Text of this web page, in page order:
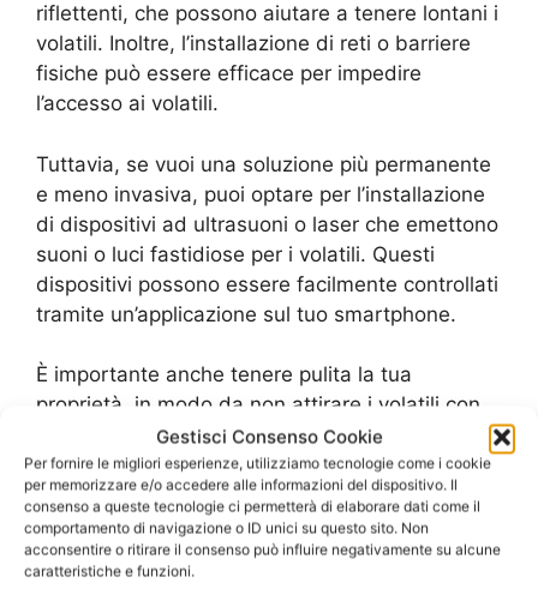
Gestisci Consenso Cookie
Per fornire le migliori esperienze, utilizziamo tecnologie come i cookie
per memorizzare e/o accedere alle informazioni del dispositivo. Il
consenso a queste tecnologie ci permetterà di elaborare dati come il
comportamento di navigazione o ID unici su questo sito. Non
acconsentire o ritirare il consenso può influire negativamente su alcune
caratteristiche e funzioni.
riflettenti, che possono aiutare a tenere lontani i
volatili. Inoltre, l’installazione di reti o barriere
fisiche può essere efficace per impedire
l’accesso ai volatili.
Tuttavia, se vuoi una soluzione più permanente
e meno invasiva, puoi optare per l’installazione
di dispositivi ad ultrasuoni o laser che emettono
suoni o luci fastidiose per i volatili. Questi
dispositivi possono essere facilmente controllati
tramite un’applicazione sul tuo smartphone.
È importante anche tenere pulita la tua
proprietà, in modo da non attirare i volatili con
cibo o acqua. Inoltre, puoi utilizzare repellenti
naturali, come oli essenziali o peperoncino, per
tenere lontani i volatili in modo sicuro ed
ecologico.